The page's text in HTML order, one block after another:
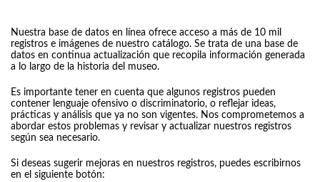
Nuestra base de datos en línea ofrece acceso a más de 10 mil
registros e imágenes de nuestro catálogo. Se trata de una base de
datos en continua actualización que recopila información generada
a lo largo de la historia del museo.
Es importante tener en cuenta que algunos registros pueden
contener lenguaje ofensivo o discriminatorio, o reflejar ideas,
prácticas y análisis que ya no son vigentes. Nos comprometemos a
abordar estos problemas y revisar y actualizar nuestros registros
según sea necesario.
Si deseas sugerir mejoras en nuestros registros, puedes escribirnos
en el siguiente botón: